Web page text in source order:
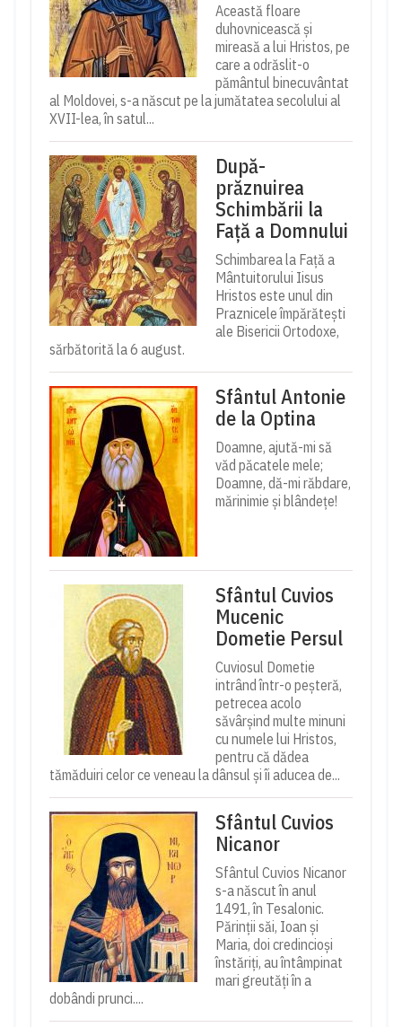
Această floare
duhovnicească și
mireasă a lui Hristos, pe
care a odrăslit-o
pământul binecuvântat
al Moldovei, s-a născut pe la jumătatea secolului al
XVII-lea, în satul...
După-
prăznuirea
Schimbării la
Față a Domnului
Schimbarea la Față a
Mântuitorului Iisus
Hristos este unul din
Praznicele împărătești
ale Bisericii Ortodoxe,
sărbătorită la 6 august.
Sfântul Antonie
de la Optina
Doamne, ajută-mi să
văd păcatele mele;
Doamne, dă-mi răbdare,
mărinimie şi blândeţe!
Sfântul Cuvios
Mucenic
Dometie Persul
Cuviosul Dometie
intrând într-o peșteră,
petrecea acolo
săvârșind multe minuni
cu numele lui Hristos,
pentru că dădea
tămăduiri celor ce veneau la dânsul și îi aducea de...
Sfântul Cuvios
Nicanor
Sfântul Cuvios Nicanor
s-a născut în anul
1491, în Tesalonic.
Părinții săi, Ioan și
Maria, doi credincioși
înstăriți, au întâmpinat
mari greutăți în a
dobândi prunci....